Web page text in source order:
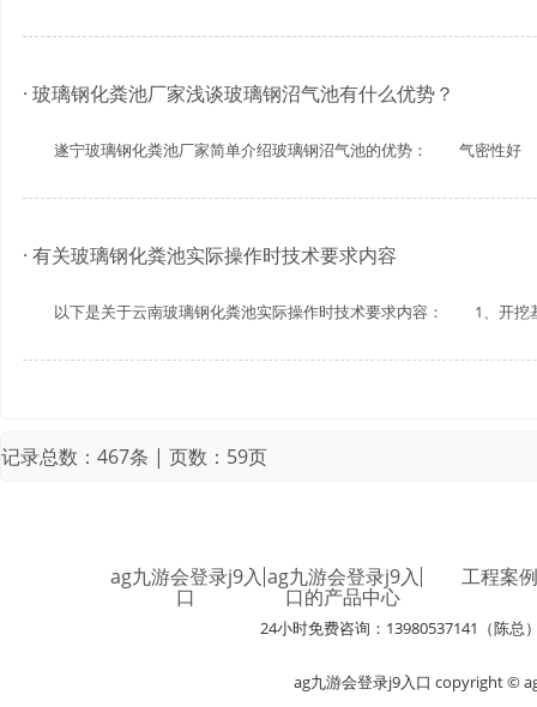
· 玻璃钢化粪池厂家浅谈玻璃钢沼气池有什么优势？
遂宁玻璃钢化粪池厂家简单介绍玻璃钢沼气池的优势： 气密性
· 有关玻璃钢化粪池实际操作时技术要求内容
以下是关于云南玻璃钢化粪池实际操作时技术要求内容： 1、开挖
记录总数：467条 | 页数：59页
ag九游会登录j9入
口
ag九游会登录j9入
口的产品中心
工程案例
24小时免费咨询：13980537141（陈总
ag九游会登录j9入口 copyright ©